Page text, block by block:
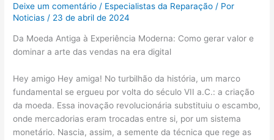
Deixe um comentário / Especialistas da Reparação / Por
Noticias / 23 de abril de 2024
Da Moeda Antiga à Experiência Moderna: Como gerar valor e
dominar a arte das vendas na era digital
Hey amigo Hey amiga! No turbilhão da história, um marco
fundamental se ergueu por volta do século VII a.C.: a criação
da moeda. Essa inovação revolucionária substituiu o escambo,
onde mercadorias eram trocadas entre si, por um sistema
monetário. Nascia, assim, a semente da técnica que rege as